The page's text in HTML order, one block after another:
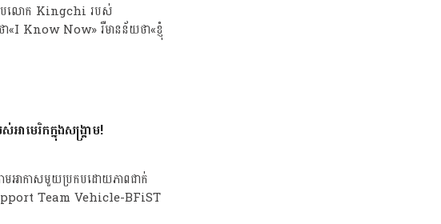
េបលោក Kingchi របស់
«I Know Now» រឺមានន័យថា«ខ្ញុំ
មេរិកក្នុងសង្គ្រាម!
មអាកាសមួយប្រកបដោយភាពជាក់
Team Vehicle-BFiST